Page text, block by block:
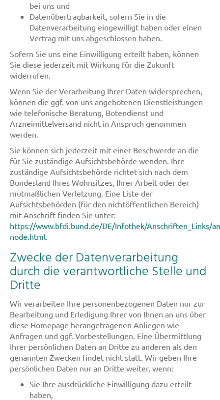
bei uns und
Datenübertragbarkeit, sofern Sie in die
Datenverarbeitung eingewilligt haben oder einen
Vertrag mit uns abgeschlossen haben.
Sofern Sie uns eine Einwilligung erteilt haben, können
Sie diese jederzeit mit Wirkung für die Zukunft
widerrufen.
Wenn Sie der Verarbeitung Ihrer Daten widersprechen,
können die ggf. von uns angebotenen Dienstleistungen
wie telefonische Beratung, Botendienst und
Arzneimittelversand nicht in Anspruch genommen
werden.
Sie können sich jederzeit mit einer Beschwerde an die
für Sie zuständige Aufsichtsbehörde wenden. Ihre
zuständige Aufsichtsbehörde richtet sich nach dem
Bundesland Ihres Wohnsitzes, Ihrer Arbeit oder der
mutmaßlichen Verletzung. Eine Liste der
Aufsichtsbehörden (für den nichtöffentlichen Bereich)
mit Anschrift finden Sie unter:
https://www.bfdi.bund.de/DE/Infothek/Anschriften_Links/
node.html.
Zwecke der Datenverarbeitung
durch die verantwortliche Stelle und
Dritte
Wir verarbeiten Ihre personenbezogenen Daten nur zur
Bearbeitung und Erledigung Ihrer von Ihnen an uns über
diese Homepage herangetragenen Anliegen wie
Anfragen und ggf. Vorbestellungen. Eine Übermittlung
Ihrer persönlichen Daten an Dritte zu anderen als den
genannten Zwecken findet nicht statt. Wir geben Ihre
persönlichen Daten nur an Dritte weiter, wenn:
Sie Ihre ausdrückliche Einwilligung dazu erteilt
haben,